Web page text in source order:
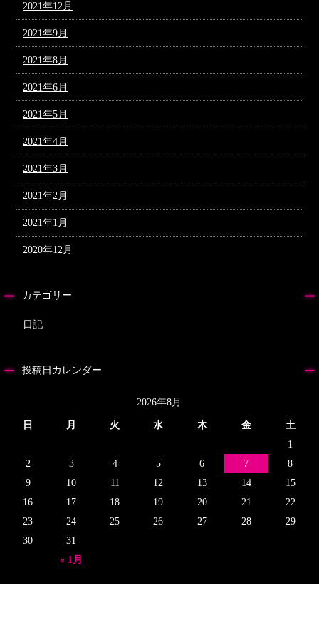
2021年12月
2021年9月
2021年8月
2021年6月
2021年5月
2021年4月
2021年3月
2021年2月
2021年1月
2020年12月
カテゴリー
日記
投稿日カレンダー
2026年8月
日 月 火 水 木 金 土
« 1月
1
2
3 4 5 6 7
8
9
10 11 12 13 14
15
16
17 18 19 20 21
22
23
24 25 26 27 28
29
30
31